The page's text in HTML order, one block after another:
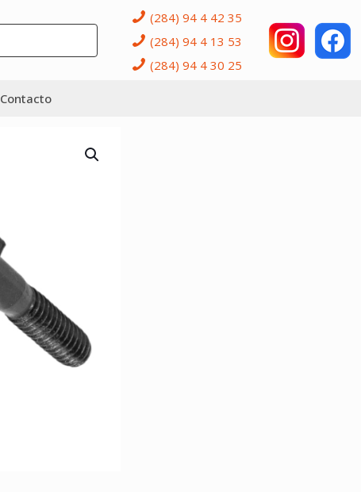
(284) 94 4 42 35
(284) 94 4 13 53
(284) 94 4 30 25
Contacto